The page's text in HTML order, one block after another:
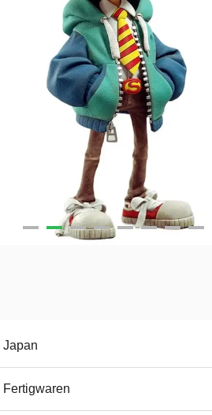
Japan
Fertigwaren